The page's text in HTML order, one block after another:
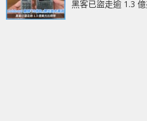
黑客已盜走逾 1.3